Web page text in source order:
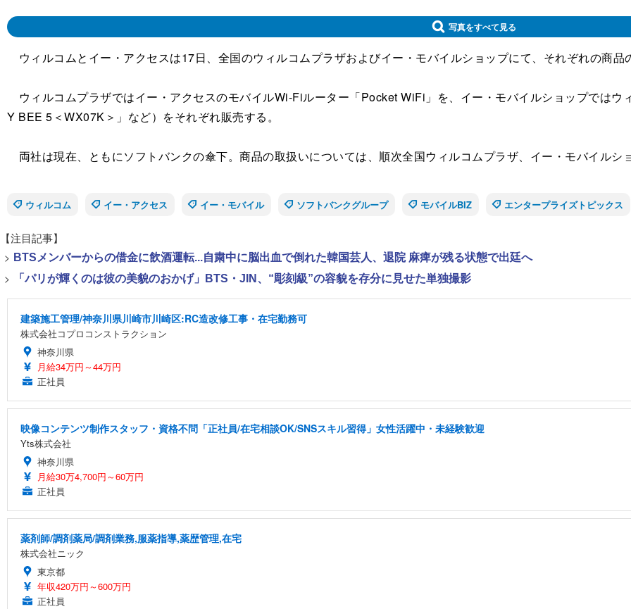
写真をすべて見る
ウィルコムとイー・アクセスは17日、全国のウィルコムプラザおよびイー・モバイルショップにて、それぞれの商品
ウィルコムプラザではイー・アクセスのモバイルWi-Fiルーター「Pocket WiFi」を、イー・モバイルショップでは
Y BEE 5＜WX07K＞」など）をそれぞれ販売する。
両社は現在、ともにソフトバンクの傘下。商品の取扱いについては、順次全国ウィルコムプラザ、イー・モバイルシ
ウィルコム
イー・アクセス イー・モバイル ソフトバンクグループ モバイルBIZ エンタープライズトピックス
【注目記事】
> BTSメンバーからの借金に飲酒運転...自粛中に脳出血で倒れた韓国芸人、退院 麻痺が残る状態で出廷へ
> 「パリが輝くのは彼の美貌のおかげ」BTS・JIN、“彫刻級”の容貌を存分に見せた単独撮影
建築施工管理/神奈川県川崎市川崎区:RC造改修工事・在宅勤務可
株式会社コプロコンストラクション
神奈川県
月給34万円～44万円
正社員
映像コンテンツ制作スタッフ・資格不問「正社員/在宅相談OK/SNSスキル習得」女性活躍中・未経験歓迎
Yts株式会社
神奈川県
月給30万4,700円～60万円
正社員
薬剤師/調剤薬局/調剤業務,服薬指導,薬歴管理,在宅
株式会社ニック
東京都
年収420万円～600万円
正社員